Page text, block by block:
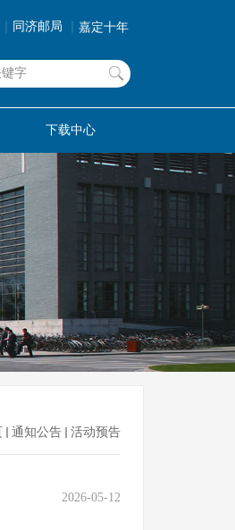
下载中心
同济邮局 嘉定十年
通知公告 活动预告
2026-05-12